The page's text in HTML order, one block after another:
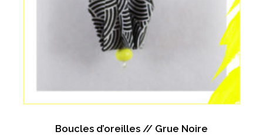
Boucles d’oreilles // Grue Noire